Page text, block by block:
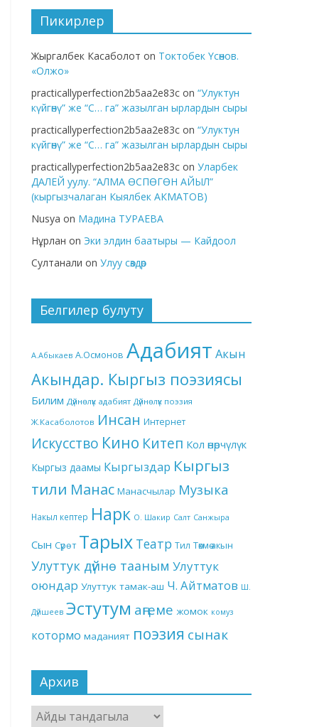
Пикирлер
Жыргалбек Касаболот on Токтобек Үсөнов.
«Олжо»
practicallyperfection2b5aa2e83c on “Улуктун
күйгөнү” же “С… га” жазылган ырлардын сыры
practicallyperfection2b5aa2e83c on “Улуктун
күйгөнү” же “С… га” жазылган ырлардын сыры
practicallyperfection2b5aa2e83c on Уларбек
ДАЛЕЙ уулу. “АЛМА ӨСПӨГӨН АЙЫЛ”
(кыргызчалаган Кыялбек АКМАТОВ)
Nusya on Мадина ТУРАЕВА
Нұрлан on Эки элдин баатыры — Кайдоол
Султанали on Улуу сөздөр
Белгилер булуту
А.Абыкаев А.Осмонов Адабият Акын
Акындар. Кыргыз поэзиясы
Билим Дүйнөлүк адабият Дүйнөлүк поэзия
Ж.Касаболотов Инсан Интернет
Искусство Кино Китеп Кол өнөрчүлүк
Кыргыз даамы Кыргыздар Кыргыз
тили Манас Манасчылар Музыка
Накыл кептер Нарк О. Шакир Салт Санжыра
Сын Сүрөт Тарых Театр Тил Төкмө акын
Улуттук дүйнө тааным Улуттук
оюндар Улуттук тамак-аш Ч. Айтматов Ш.
Дүйшеев Эстутум аңгеме жомок комуз
котормо маданият поэзия сынак
Архив
Архив